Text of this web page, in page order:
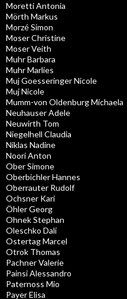
Moretti Antonia
Mörth Markus
Morzé Simon
Moser Christine
Moser Veith
Muhr Barbara
Muhr Marlies
Muj Goesseringer Nicole
Muj Nicole
Mumm-von Oldenburg Michaela
Neuhauser Adele
Neuwirth Tom
Niegelhell Claudia
Niklas Nadine
Noori Anton
Ober Simone
Oberbichler Hannes
Oberrauter Rudolf
Ochsner Kari
Öhler Georg
Ohnek Stephan
Oleschko Dali
Ostertag Marcel
Otrok Thomas
Pachner Valerie
Painsi Alessandro
Paternoss Mio
Payer Elisa